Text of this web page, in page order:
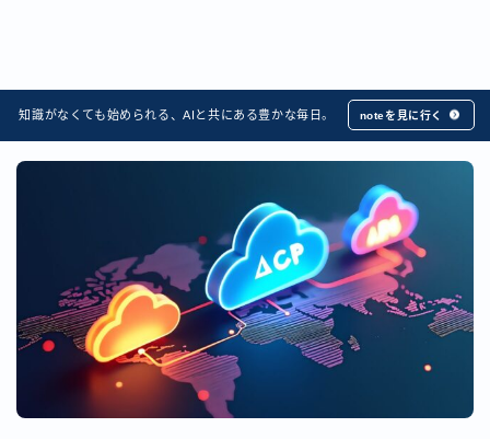
知識がなくても始められる、AIと共にある豊かな毎日。 noteを見に行く